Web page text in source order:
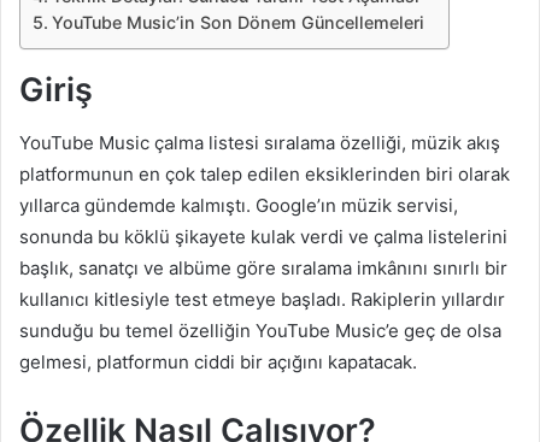
YouTube Music’in Son Dönem Güncellemeleri
Giriş
YouTube Music çalma listesi sıralama özelliği, müzik akış
platformunun en çok talep edilen eksiklerinden biri olarak
yıllarca gündemde kalmıştı. Google’ın müzik servisi,
sonunda bu köklü şikayete kulak verdi ve çalma listelerini
başlık, sanatçı ve albüme göre sıralama imkânını sınırlı bir
kullanıcı kitlesiyle test etmeye başladı. Rakiplerin yıllardır
sunduğu bu temel özelliğin YouTube Music’e geç de olsa
gelmesi, platformun ciddi bir açığını kapatacak.
Özellik Nasıl Çalışıyor?